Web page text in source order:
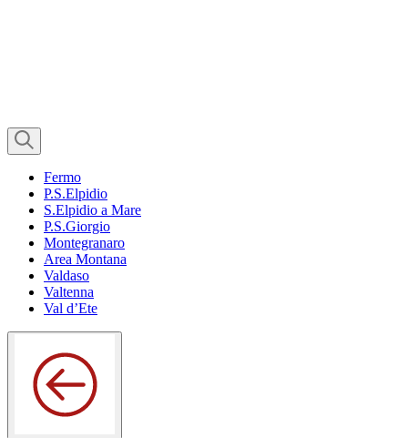
Fermo
P.S.Elpidio
S.Elpidio a Mare
P.S.Giorgio
Montegranaro
Area Montana
Valdaso
Valtenna
Val d’Ete